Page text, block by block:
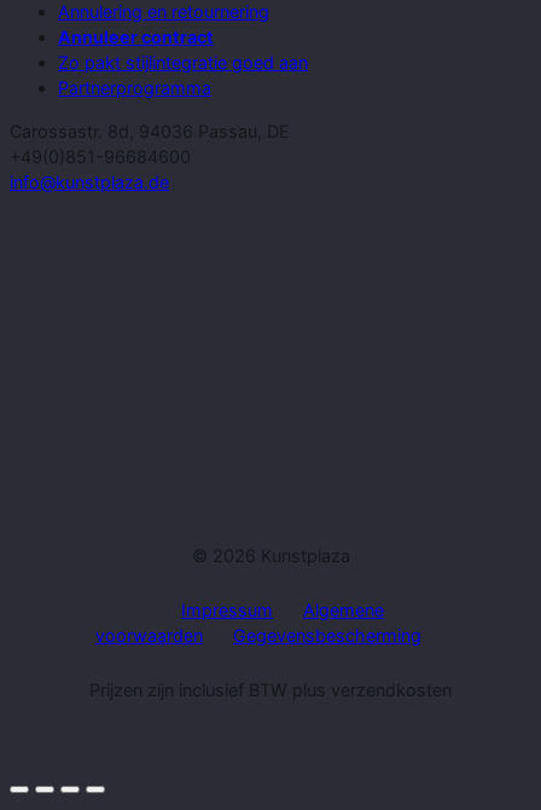
Annulering en retournering
Annuleer contract
Zo pakt stijlintegratie goed aan
Partnerprogramma
Carossastr. 8d, 94036 Passau, DE
+49(0)851-96684600
info@kunstplaza.de
© 2026 Kunstplaza
Impressum
Algemene
voorwaarden
Gegevensbescherming
Prijzen zijn inclusief BTW plus verzendkosten